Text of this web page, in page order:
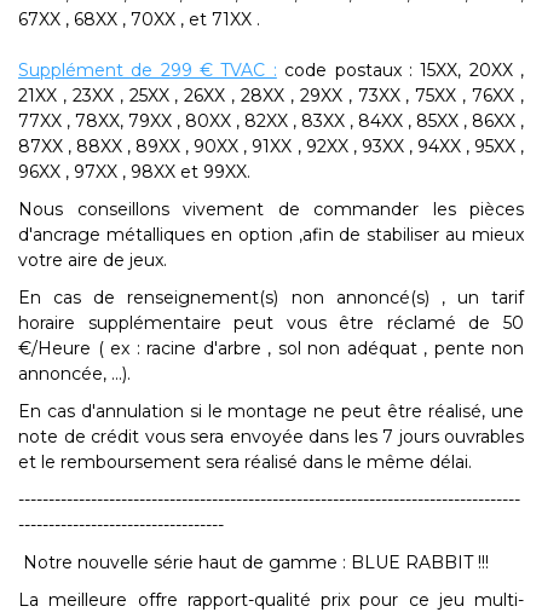
67XX , 68XX , 70XX , et 71XX .
Supplément de 299 € TVAC : code postaux :15XX, 20XX ,
21XX , 23XX , 25XX , 26XX , 28XX , 29XX , 73XX , 75XX , 76XX ,
77XX , 78XX, 79XX , 80XX , 82XX , 83XX , 84XX , 85XX , 86XX ,
87XX , 88XX , 89XX , 90XX , 91XX , 92XX , 93XX , 94XX , 95XX ,
96XX , 97XX , 98XX et 99XX.
Nous conseillons vivement de commander les pièces
d'ancrage métalliques en option ,afin de stabiliser au mieux
votre aire de jeux.
En cas de renseignement(s) non annoncé(s) , un tarif
horaire supplémentaire peut vous être réclamé de 50
€/Heure ( ex : racine d'arbre , sol non adéquat , pente non
annoncée, ...).
En cas d'annulation si le montage ne peut être réalisé, une
note de crédit vous sera envoyée dans les 7 jours ouvrables
et le remboursement sera réalisé dans le même délai.
-----------------------------------------------------------------------------------
----------------------------------
Notre nouvelle série haut de gamme : BLUE RABBIT !!!
La meilleure offre rapport-qualité prix pour ce jeu multi-